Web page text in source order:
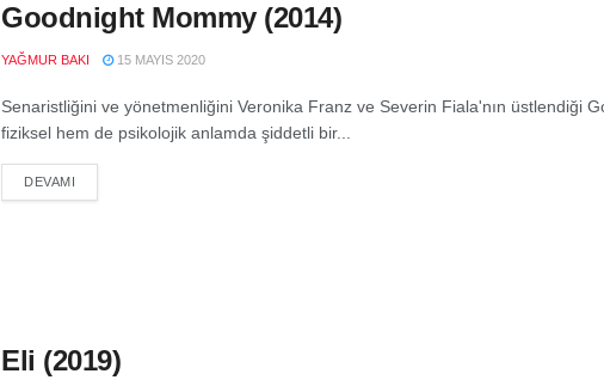
Goodnight Mommy (2014)
YAĞMUR BAKI 15 MAYIS 2020
Senaristliğini ve yönetmenliğini Veronika Franz ve Severin Fiala'nın üstlendiği
fiziksel hem de psikolojik anlamda şiddetli bir...
DEVAMI
Eli (2019)